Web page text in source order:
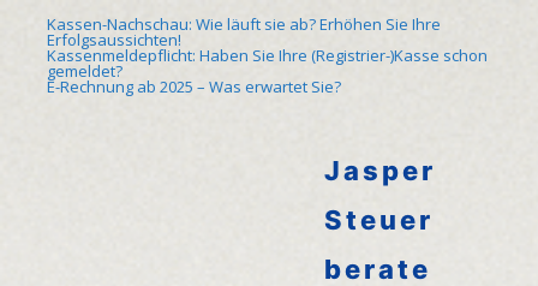
Zum
Inhalt
Kassen-Nachschau: Wie läuft sie ab? Erhöhen Sie Ihre
Erfolgsaussichten!
Kassenmeldepflicht: Haben Sie Ihre (Registrier-)Kasse schon
gemeldet?
E-Rechnung ab 2025 – Was erwartet Sie?
Jasper
Steuer
berate